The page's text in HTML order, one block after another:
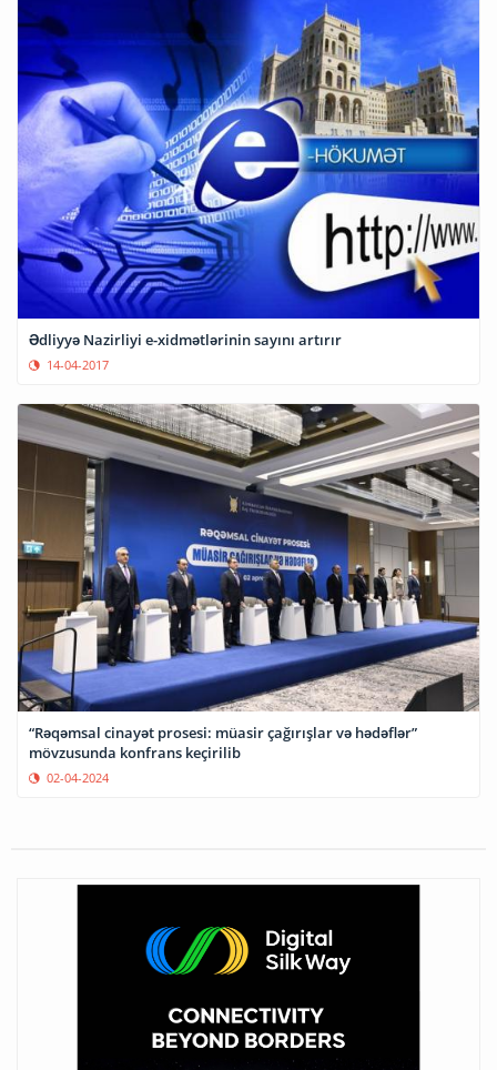
Ədliyyə Nazirliyi e-xidmətlərinin sayını artırır
14-04-2017
“Rəqəmsal cinayət prosesi: müasir çağırışlar və hədəflər”
mövzusunda konfrans keçirilib
02-04-2024